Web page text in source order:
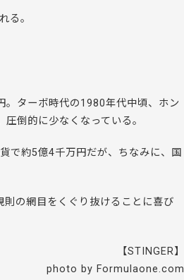
る。
ターボ時代の1980年代中頃、ホン
倒的に少なくなっている。
で約5億4千万円だが、ちなみに、国
の網目をくぐり抜けることに喜び
【STINGER】
photo by Formulaone.com